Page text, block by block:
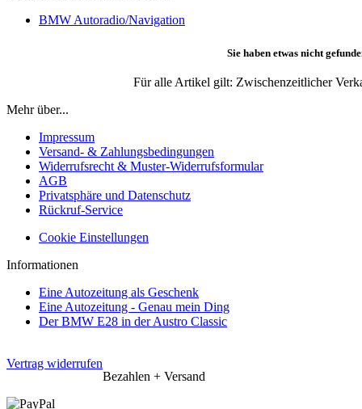
BMW Autoradio/Navigation
Sie haben etwas nicht
Für alle Artikel gilt: Zwischenzeitlicher
Mehr über...
Impressum
Versand- & Zahlungsbedingungen
Widerrufsrecht & Muster-Widerrufsformular
AGB
Privatsphäre und Datenschutz
Rückruf-Service
Cookie Einstellungen
Informationen
Eine Autozeitung als Geschenk
Eine Autozeitung - Genau mein Ding
Der BMW E28 in der Austro Classic
Vertrag widerrufen
Bezahlen + Versand